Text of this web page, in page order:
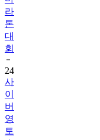
톤
대
회
24
사
이
버
영
토
수
호